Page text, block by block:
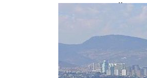
В московской